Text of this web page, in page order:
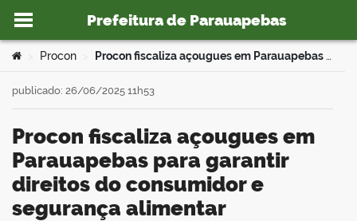
Ir para o conteúdo
Prefeitura de Parauapebas
portal
Você está aqui:
Procon Procon fiscaliza açougues em Parauapebas para garantir direitos do consumidor e segurança alimentar
Procon fiscaliza açougues em
Parauapebas para garantir
direitos do consumidor e
segurança alimentar
publicado: 26/06/2025 11h53